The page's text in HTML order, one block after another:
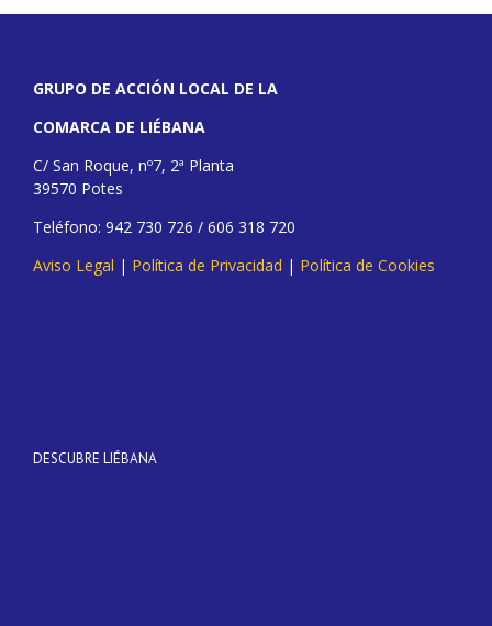
GRUPO DE ACCIÓN LOCAL DE LA
COMARCA DE LIÉBANA
C/ San Roque, nº7, 2ª Planta
39570 Potes
Teléfono: 942 730 726 / 606 318 720
Aviso Legal | Política de Privacidad | Política de Cookies
DESCUBRE LIÉBANA